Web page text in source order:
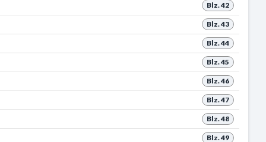
Blz. 42
Blz. 43
Blz. 44
Blz. 45
Blz. 46
Blz. 47
Blz. 48
Blz. 49